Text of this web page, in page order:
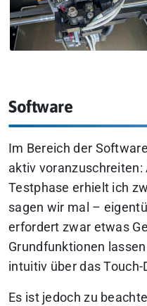
Software
Im Bereich der
aktiv
Testphase erhielt ich
sagen wir mal –
erfordert zwar etwas
Grundfunktionen
intuitiv über das
Es ist jedoch zu